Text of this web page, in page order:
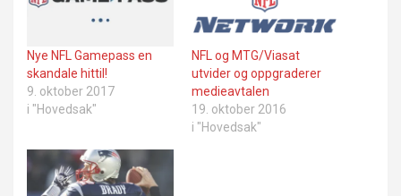
Nye NFL Gamepass en
skandale hittil!
9. oktober 2017
i "Hovedsak"
NFL og MTG/Viasat
utvider og oppgraderer
medieavtalen
19. oktober 2016
i "Hovedsak"